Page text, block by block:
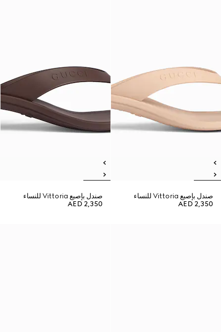
صندل بإصبع Vittoria للنساء
AED 2,350
صندل بإصبع Vittoria للنساء
AED 2,350